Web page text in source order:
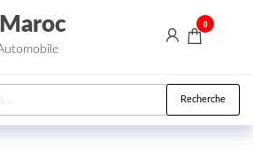
0
Recherche